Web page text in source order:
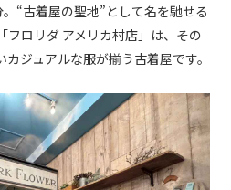
“古着屋の聖地”として名を馳せる
フロリダ アメリカ村店」は、その
ジュアルな服が揃う古着屋です。